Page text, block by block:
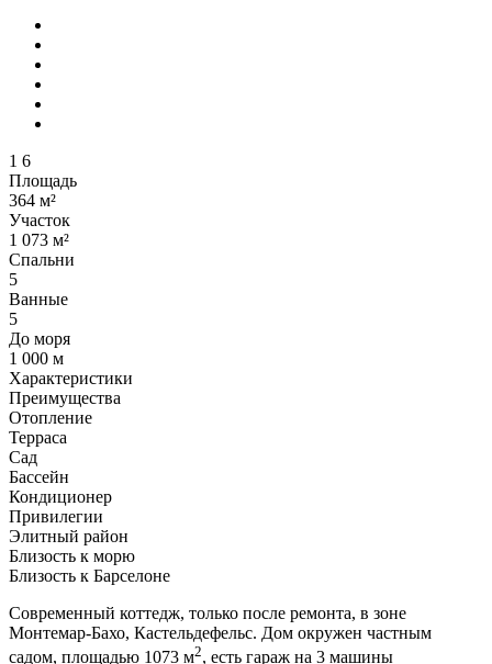
1 6
Площадь
364 м²
Участок
1 073 м²
Спальни
5
Ванные
5
До моря
1 000 м
Характеристики
Преимущества
Отопление
Терраса
Сад
Бассейн
Кондиционер
Привилегии
Элитный район
Близость к морю
Близость к Барселоне
Современный коттедж, только после ремонта, в зоне
Монтемар-Бахо, Кастельдефельс. Дом окружен частным
садом, площадью 1073 м2, есть гараж на 3 машины